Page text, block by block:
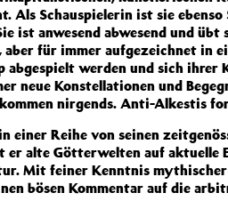
Als Schauspielerin ist sie
ist anwesend abwesend und
aber für immer aufgezeichnet in
abgespielt werden und sich
neue Konstellationen und
nirgends. Anti-Alkestis
Reihe von seinen
alte Götterwelten auf aktuelle
Mit feiner Kenntnis
bösen Kommentar auf die